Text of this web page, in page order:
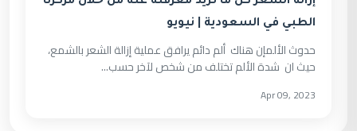
الطبي في السعودية | نيويو
حدوث الألمإن هناك ألم دائم يرافق عملية إزالة الشعر بالشمع،
حيث ان شدة الألم تختلف من شخص لآخر حسب...
Apr 09, 2023